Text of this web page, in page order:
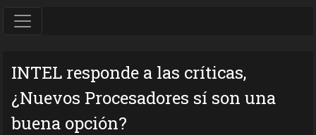
INTEL responde a las críticas,
¿Nuevos Procesadores sí son una
buena opción?